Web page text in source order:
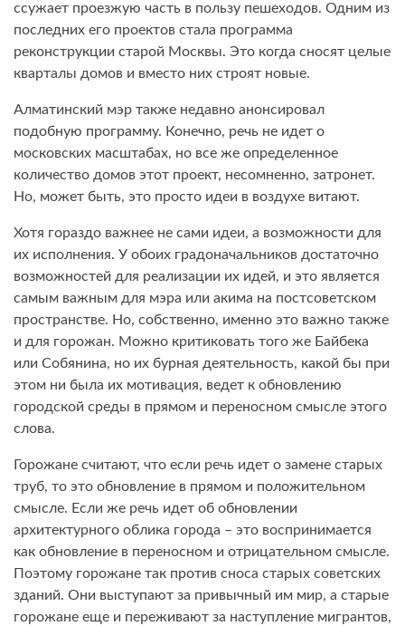
ссужает проезжую часть в пользу пешеходов. Одним из
последних его проектов стала программа
реконструкции старой Москвы. Это когда сносят целые
кварталы домов и вместо них строят новые.
Алматинский мэр также недавно анонсировал
подобную программу. Конечно, речь не идет о
московских масштабах, но все же определенное
количество домов этот проект, несомненно, затронет.
Но, может быть, это просто идеи в воздухе витают.
Хотя гораздо важнее не сами идеи, а возможности для
их исполнения. У обоих градоначальников достаточно
возможностей для реализации их идей, и это является
самым важным для мэра или акима на постсоветском
пространстве. Но, собственно, именно это важно также
и для горожан. Можно критиковать того же Байбека
или Собянина, но их бурная деятельность, какой бы при
этом ни была их мотивация, ведет к обновлению
городской среды в прямом и переносном смысле этого
слова.
Горожане считают, что если речь идет о замене старых
труб, то это обновление в прямом и положительном
смысле. Если же речь идет об обновлении
архитектурного облика города – это воспринимается
как обновление в переносном и отрицательном смысле.
Поэтому горожане так против сноса старых советских
зданий. Они выступают за привычный им мир, а старые
горожане еще и переживают за наступление мигрантов,